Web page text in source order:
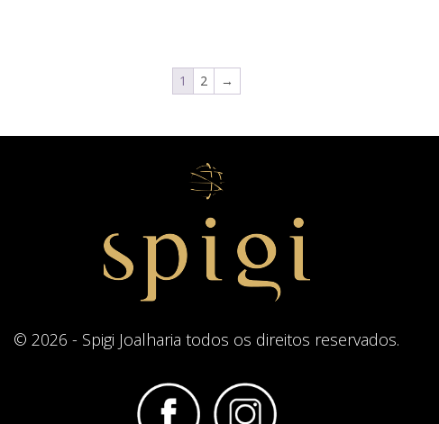
1 2 →
© 2026 - Spigi Joalharia todos os direitos reservados.